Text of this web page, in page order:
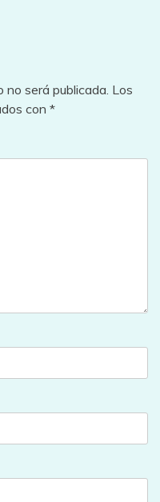
será publicada. Los
con *